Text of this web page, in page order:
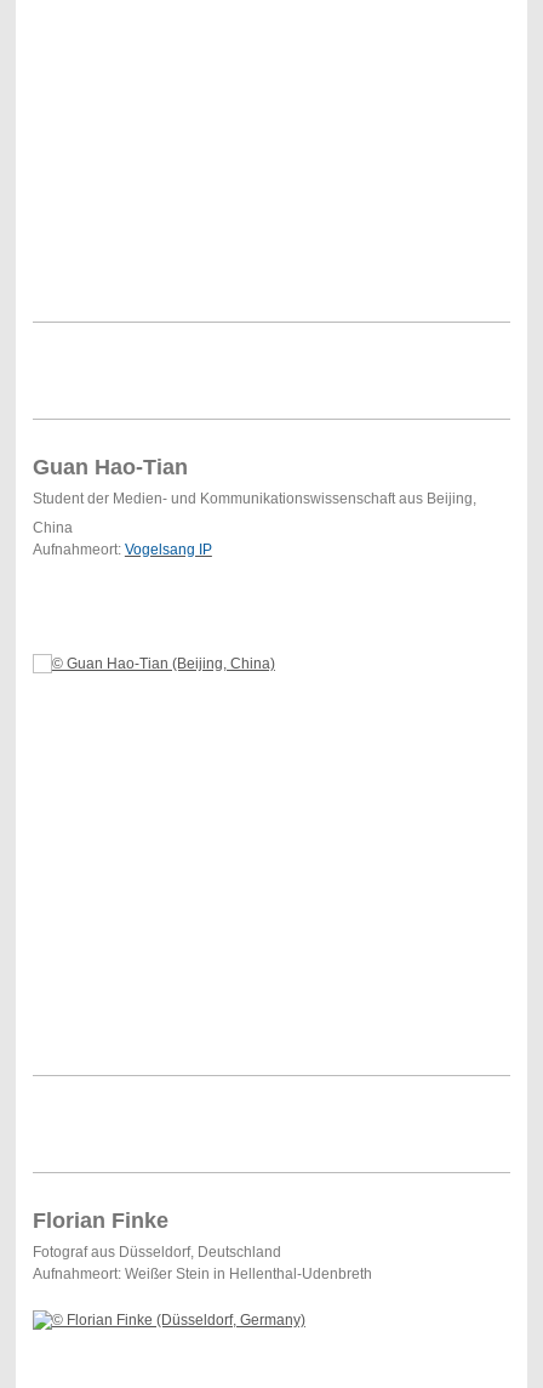
Guan Hao-Tian
Student der Medien- und Kommunikationswissenschaft aus Beijing,
China
Aufnahmeort: Vogelsang IP
Florian Finke
Fotograf aus Düsseldorf, Deutschland
Aufnahmeort: Weißer Stein in Hellenthal-Udenbreth